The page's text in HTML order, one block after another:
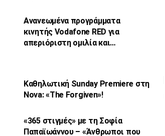
Ανανεωμένα προγράμματα
κινητής Vodafone RED για
απεριόριστη ομιλία και…
Καθηλωτική Sunday Premiere στη
Nova: «The Forgiven»!
«365 στιγμές» με τη Σοφία
Παπαϊωάννου – «Άνθρωποι που